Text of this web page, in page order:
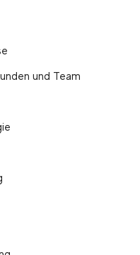
und Team